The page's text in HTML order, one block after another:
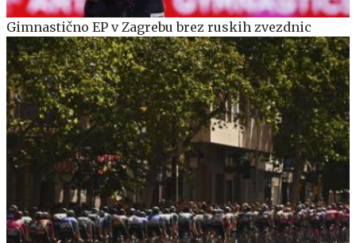
Gimnastično EP v Zagrebu brez ruskih zvezdnic